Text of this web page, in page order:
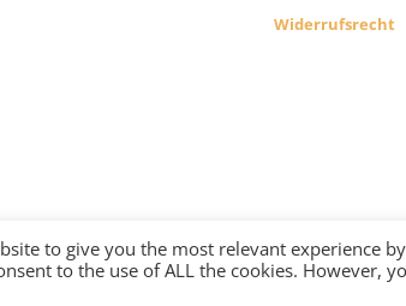
Widerrufsrecht
©2005-2021
to give you the most relevant experience
to the use of ALL the cookies. However,